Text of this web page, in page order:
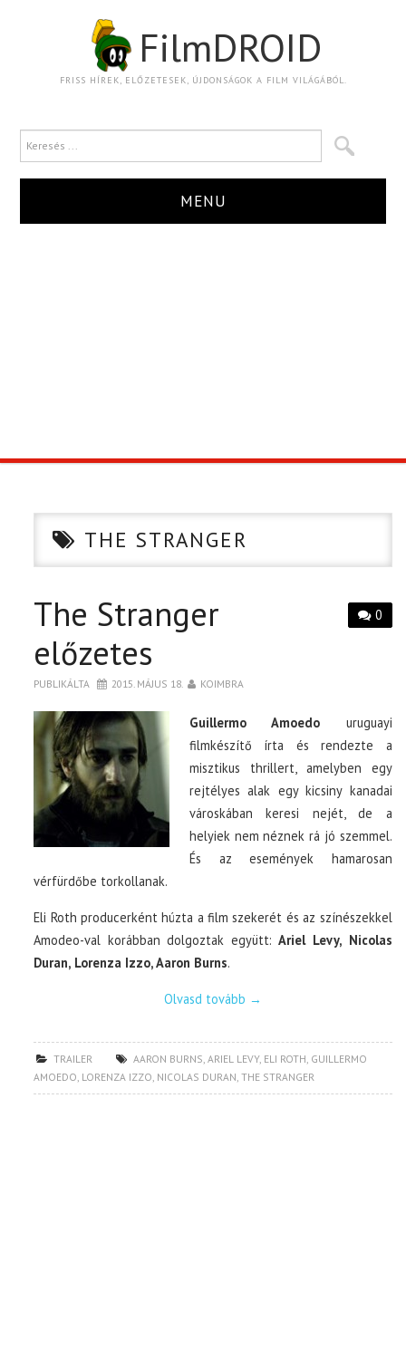
FilmDROID
FRISS HÍREK, ELŐZETESEK, ÚJDONSÁGOK A FILM VILÁGÁBÓL.
MENU
CIKK
PÓLÓ RENDELÉS
THE STRANGER
0
The Stranger
előzetes
PUBLIKÁLTA 2015. MÁJUS 18. KOIMBRA
Guillermo Amoedo uruguayi
filmkészítő írta és rendezte a
misztikus thrillert, amelyben egy
rejtélyes alak egy kicsiny kanadai
városkában keresi nejét, de a
helyiek nem néznek rá jó szemmel.
És az események hamarosan
vérfürdőbe torkollanak.
Eli Roth producerként húzta a film szekerét és az színészekkel
Amodeo-val korábban dolgoztak együtt:Ariel Levy, Nicolas
Duran, Lorenza Izzo, Aaron Burns.
Olvasd tovább →
TRAILER AARON BURNS,ARIEL LEVY, ELI ROTH, GUILLERMO
AMOEDO, LORENZA IZZO, NICOLAS DURAN,THE STRANGER